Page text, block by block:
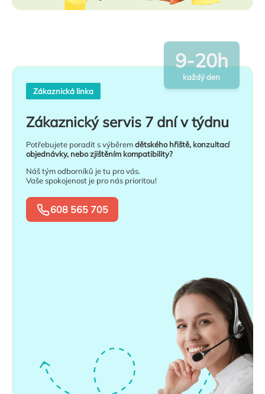
Zákaznická linka
Zákaznický servis 7 dní v týdnu
Potřebujete poradit s výběremdětského hřiště, konzultací
objednávky, nebo zjištěním kompatibility?
Náš tým odborníků je tu pro vás.
Vaše spokojenost je pro nás prioritou!
608 565 705
9-20h
každý den